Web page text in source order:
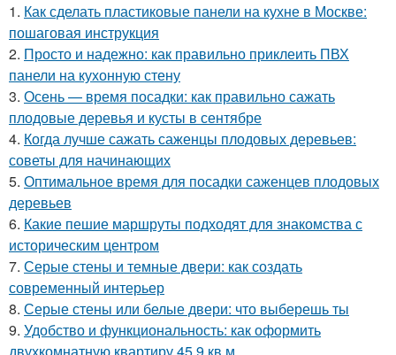
1. Как сделать пластиковые панели на кухне в Москве:
пошаговая инструкция
2. Просто и надежно: как правильно приклеить ПВХ
панели на кухонную стену
3. Осень — время посадки: как правильно сажать
плодовые деревья и кусты в сентябре
4. Когда лучше сажать саженцы плодовых деревьев:
советы для начинающих
5. Оптимальное время для посадки саженцев плодовых
деревьев
6. Какие пешие маршруты подходят для знакомства с
историческим центром
7. Серые стены и темные двери: как создать
современный интерьер
8. Серые стены или белые двери: что выберешь ты
9. Удобство и функциональность: как оформить